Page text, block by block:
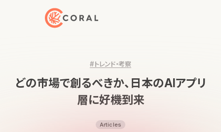
トップページへ戻る
#トレンド・考察
どの市場で創るべきか、日本のAIアプリ
層に好機到来
Articles